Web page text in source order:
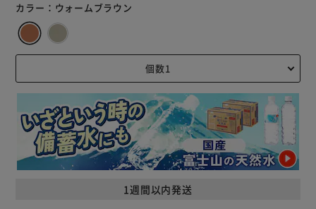
カラー： ウォームブラウン
1週間以内発送